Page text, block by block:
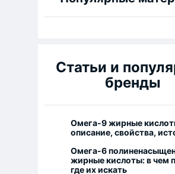
Статьи и
бренды
Омега-9 жирные
описание, свойства,
Омега-6
жирные кислоты: в чем
где их искать